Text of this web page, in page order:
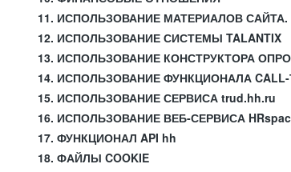
11. ИСПОЛЬЗОВАНИЕ МАТЕРИАЛОВ
12. ИСПОЛЬЗОВАНИЕ СИСТЕМЫ TALANTIX
13. ИСПОЛЬЗОВАНИЕ КОНСТРУКТОРА
14. ИСПОЛЬЗОВАНИЕ ФУНКЦИОНАЛА
15. ИСПОЛЬЗОВАНИЕ СЕРВИСА trud.hh.ru
16. ИСПОЛЬЗОВАНИЕ ВЕБ-СЕРВИСА
17. ФУНКЦИОНАЛ API hh
18. ФАЙЛЫ COOKIE